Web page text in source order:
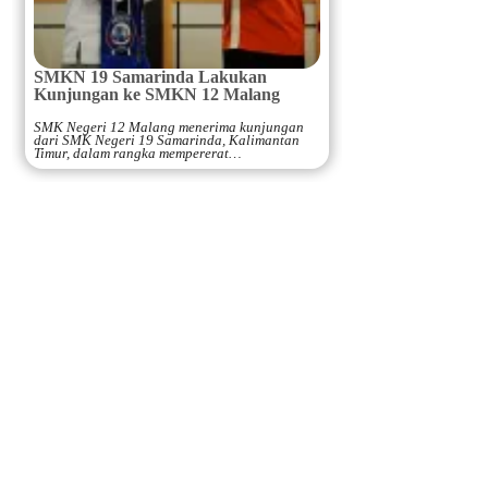
SMKN 19 Samarinda Lakukan
Kunjungan ke SMKN 12 Malang
SMK Negeri 12 Malang menerima kunjungan
dari SMK Negeri 19 Samarinda, Kalimantan
Timur, dalam rangka mempererat…